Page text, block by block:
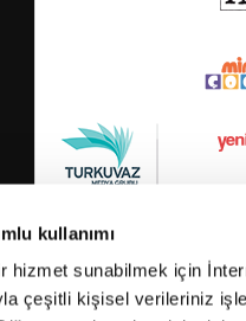
kullanımı
hizmet sunabilmek için
çeşitli kişisel verileriniz